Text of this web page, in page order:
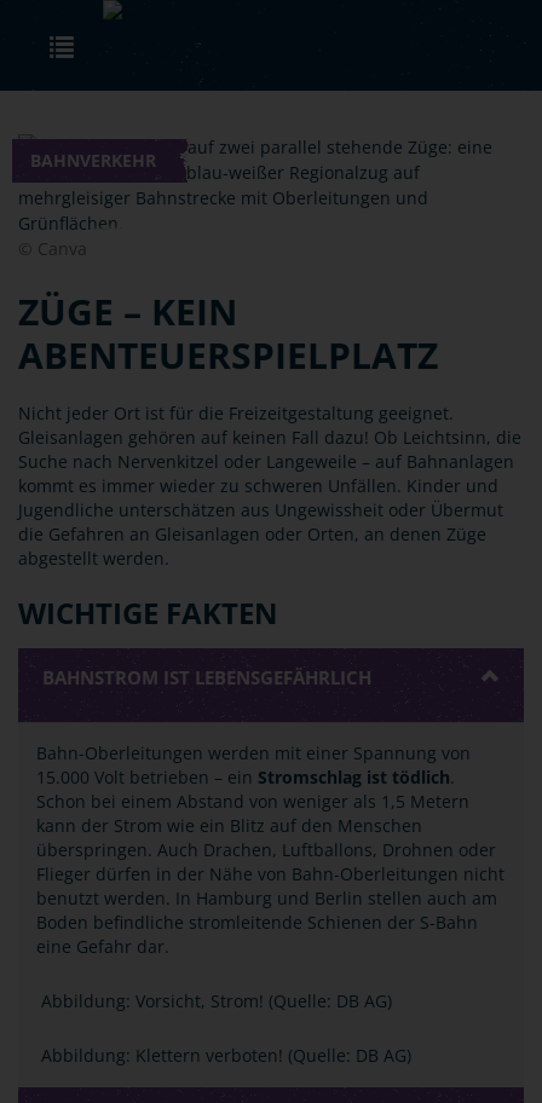
Skip to main content
BAHNVERKEHR
© Canva
ZÜGE – KEIN
ABENTEUERSPIELPLATZ
Nicht jeder Ort ist für die Freizeitgestaltung geeignet.
Gleisanlagen gehören auf keinen Fall dazu! Ob Leichtsinn, die
Suche nach Nervenkitzel oder Langeweile – auf Bahnanlagen
kommt es immer wieder zu schweren Unfällen. Kinder und
Jugendliche unterschätzen aus Ungewissheit oder Übermut
die Gefahren an Gleisanlagen oder Orten, an denen Züge
abgestellt werden.
WICHTIGE FAKTEN
BAHNSTROM IST LEBENSGEFÄHRLICH
Bahn-Oberleitungen werden mit einer Spannung von
15.000 Volt betrieben ­– ein Stromschlag ist tödlich.
Schon bei einem Abstand von weniger als 1,5 Metern
kann der Strom wie ein Blitz auf den Menschen
überspringen. Auch Drachen, Luftballons, Drohnen oder
Flieger dürfen in der Nähe von Bahn-Oberleitungen nicht
benutzt werden. In Hamburg und Berlin stellen auch am
Boden befindliche stromleitende Schienen der S-Bahn
eine Gefahr dar.
Abbildung: Vorsicht, Strom! (Quelle: DB AG)
Abbildung: Klettern verboten! (Quelle: DB AG)